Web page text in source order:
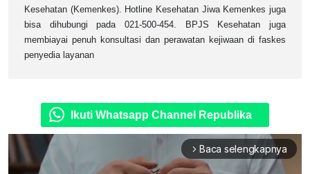
Kesehatan (Kemenkes). Hotline Kesehatan Jiwa Kemenkes juga
bisa dihubungi pada 021-500-454. BPJS Kesehatan juga
membiayai penuh konsultasi dan perawatan kejiwaan di faskes
penyedia layanan
Ikuti Whatsapp Channel Republika
arrow_forward_ios Baca selengkapnya